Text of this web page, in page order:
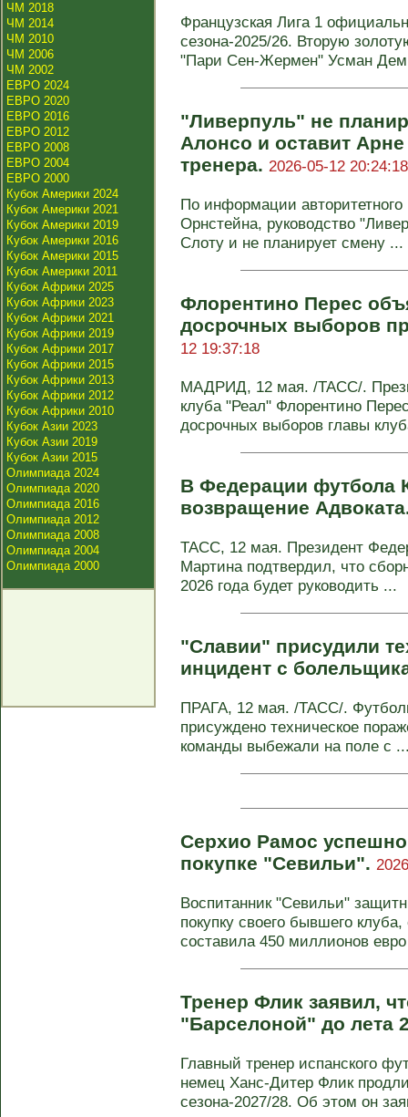
ЧМ 2018
ЧМ 2014
ЧМ 2010
ЧМ 2006
ЧМ 2002
ЕВРО 2024
ЕВРО 2020
ЕВРО 2016
ЕВРО 2012
ЕВРО 2008
ЕВРО 2004
ЕВРО 2000
Кубок Америки 2024
Кубок Америки 2021
Кубок Америки 2019
Кубок Америки 2016
Кубок Америки 2015
Кубок Америки 2011
Кубок Африки 2025
Кубок Африки 2023
Кубок Африки 2021
Кубок Африки 2019
Кубок Африки 2017
Кубок Африки 2015
Кубок Африки 2013
Кубок Африки 2012
Кубок Африки 2010
Кубок Азии 2023
Кубок Азии 2019
Кубок Азии 2015
Олимпиада 2024
Олимпиада 2020
Олимпиада 2016
Олимпиада 2012
Олимпиада 2008
Олимпиада 2004
Олимпиада 2000
Французская Лига 1
сезона-2025/26. Вторую
"Пари Сен-Жермен" Усман
"Ливерпуль" не
Алонсо и оставит
тренера. 2026-05-12 20:24:18
По информации
Орнстейна, руководство
Слоту и не планирует смену ...
Флорентино Перес
досрочных выборов
12 19:37:18
МАДРИД, 12 мая. /ТАСС/.
клуба "Реал" Флорентино
досрочных выборов главы
В Федерации футбола
возвращение
ТАСС, 12 мая. Президент
Мартина подтвердил, что
2026 года будет руководить ...
"Славии" присудили
инцидент с
ПРАГА, 12 мая. /ТАСС/.
присуждено техническое
команды выбежали на поле с
Серхио Рамос
покупке "Севильи".
Воспитанник "Севильи"
покупку своего бывшего
составила 450 миллионов
Тренер Флик заявил,
"Барселоной" до лета
Главный тренер испанского
немец Ханс-Дитер Флик
сезона-2027/28. Об этом он